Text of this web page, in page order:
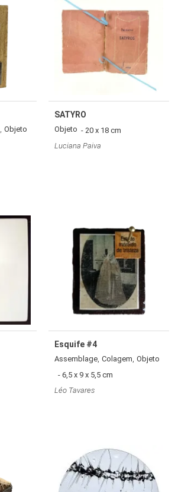
, Objeto
SATYRO
Objeto - 20 x 18 cm
Luciana Paiva
Esquife #4
Assemblage, Colagem, Objeto
- 6,5 x 9 x 5,5 cm
Léo Tavares